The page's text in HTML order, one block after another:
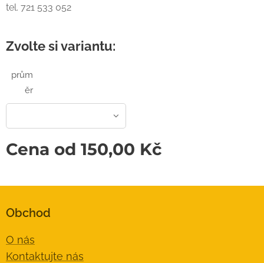
tel. 721 533 052
Zvolte si variantu:
prům
ěr
Cena od 150,00 Kč
Obchod
O nás
Kontaktujte nás